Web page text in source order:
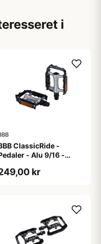
i
ClassicRide -
- Alu 9/16 -
kr